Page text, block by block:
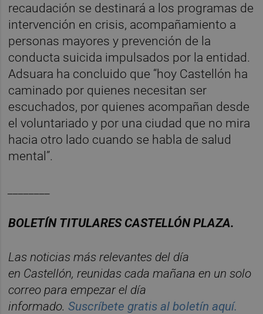
recaudación se destinará a los programas de
intervención en crisis, acompañamiento a
personas mayores y prevención de la
conducta suicida impulsados por la entidad.
Adsuara ha concluido que “hoy Castellón ha
caminado por quienes necesitan ser
escuchados, por quienes acompañan desde
el voluntariado y por una ciudad que no mira
hacia otro lado cuando se habla de salud
mental”.
BOLETÍNTITULARES CASTELLÓNPLAZA.
Las noticias más relevantes del día
en Castellón, reunidas cada mañana en un solo
correo para empezar el día
informado. Suscríbete gratis alboletín aquí.